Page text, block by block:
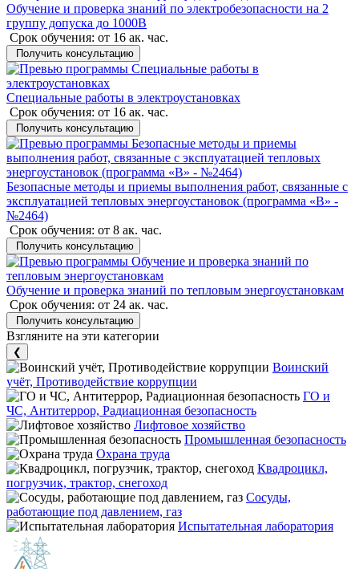
Обучение и проверка знаний по электробезопасности на 2
группу допуска до 1000В
Срок обучения: от 16 ак. час.
Получить консультацию
Специальные работы в электроустановках
Срок обучения: от 16 ак. час.
Получить консультацию
Безопасные методы и приемы выполнения работ, связанные с
эксплуатацией тепловых энергоустановок (программа «В» -
№2464)
Срок обучения: от 8 ак. час.
Получить консультацию
Обучение и проверка знаний по тепловым энергоустановкам
Срок обучения: от 24 ак. час.
Получить консультацию
Взгляните на эти категории
❮
Воинский
учёт, Противодействие коррупции
ГО и
ЧС, Антитеррор, Радиационная безопасность
Лифтовое хозяйство
Промышленная безопасность
Охрана труда
Квадроцикл,
погрузчик, трактор, снегоход
Сосуды,
работающие под давлением, газ
Испытательная лаборатория